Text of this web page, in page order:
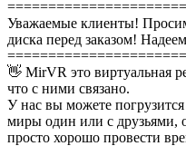
Уважаемые клиенты!
диска перед заказом!
👋 MirVR это виртуальная
что с ними связано.
У нас вы можете
миры один или с друзьями,
просто хорошо провести